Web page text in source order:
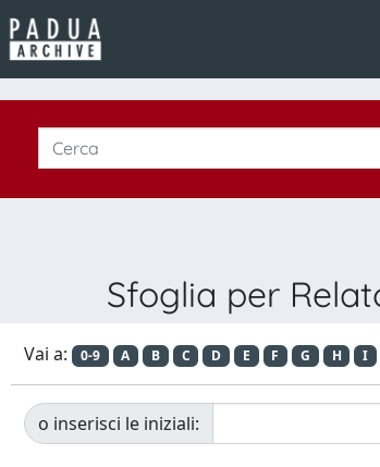
Sfoglia per
Vai a: 0-9 A B C D E F G H I
o inserisci le iniziali: